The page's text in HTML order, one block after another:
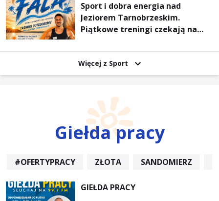
Sport i dobra energia nad
Jeziorem Tarnobrzeskim.
Piątkowe treningi czekają na
Więcej z Sport
Giełda pracy
#OFERTYPRACY ZŁOTA SANDOMIERZ
GIEŁDA PRACY